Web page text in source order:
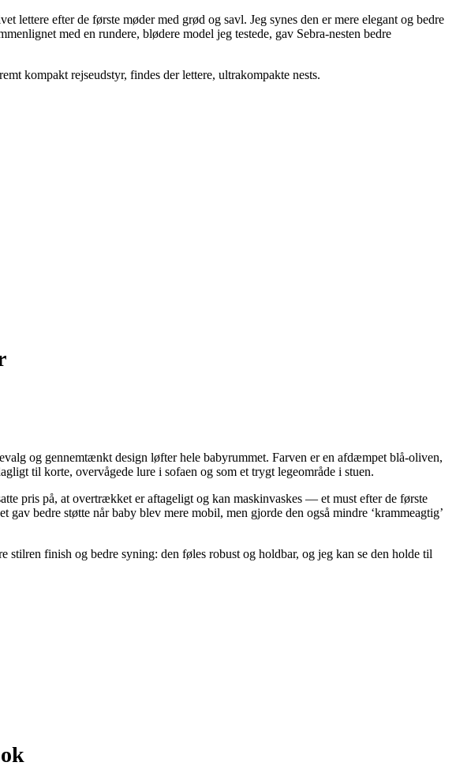
efter de første møder med grød og savl. Jeg synes den er mere elegant og bedre
med en rundere, blødere model jeg testede, gav Sebra-nesten bedre
kompakt rejseudstyr, findes der lettere, ultrakompakte nests.
og gennemtænkt design løfter hele babyrummet. Farven er en afdæmpet blå-oliven,
til korte, overvågede lure i sofaen og som et trygt legeområde i stuen.
pris på, at overtrækket er aftageligt og kan maskinvaskes — et must efter de første
bedre støtte når baby blev mere mobil, men gjorde den også mindre ‘krammeagtig’
finish og bedre syning: den føles robust og holdbar, og jeg kan se den holde til